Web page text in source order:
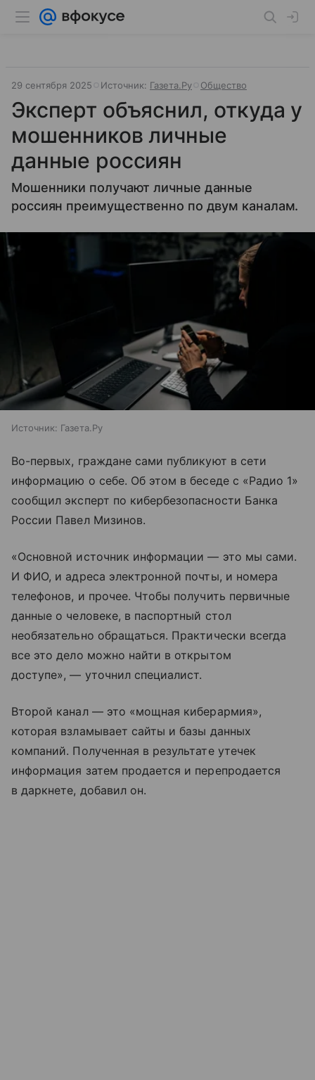
29 сентября 2025 Источник: Газета.Ру Общество
Эксперт объяснил, откуда у
мошенников личные
данные россиян
Мошенники получают личные данные
россиян преимущественно по двум каналам.
Источник: Газета.Ру
Во-первых, граждане сами публикуют в сети
информацию о себе. Об этом в беседе с «Радио 1»
сообщил эксперт по кибербезопасности Банка
России Павел Мизинов.
«Основной источник информации — это мы сами.
И ФИО, и адреса электронной почты, и номера
телефонов, и прочее. Чтобы получить первичные
данные о человеке, в паспортный стол
необязательно обращаться. Практически всегда
все это дело можно найти в открытом
доступе», — уточнил специалист.
Второй канал — это «мощная киберармия»,
которая взламывает сайты и базы данных
компаний. Полученная в результате утечек
информация затем продается и перепродается
в даркнете, добавил он.